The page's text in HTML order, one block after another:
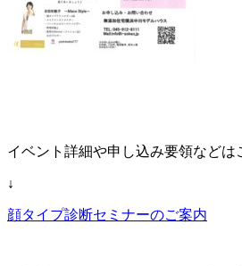
イベント詳細や申し込み要領などは
↓
顔タイプ診断セミナーのご案内